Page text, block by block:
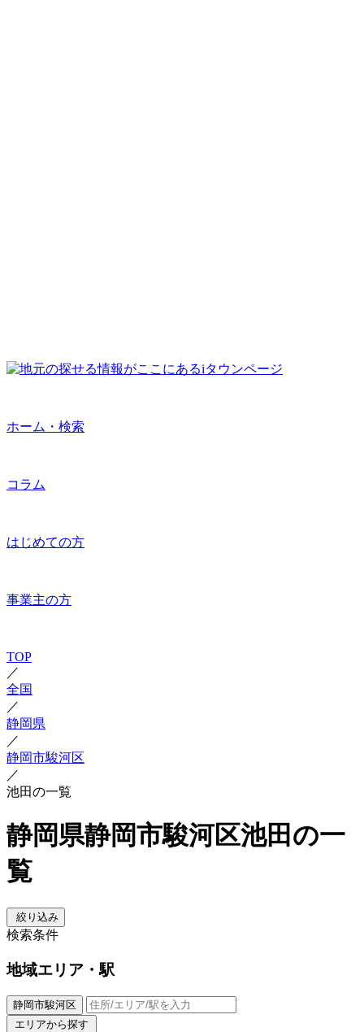
ホーム・検索
コラム
はじめての方
事業主の方
TOP
／
全国
／
静岡県
／
静岡市駿河区
／
池田の一覧
静岡県静岡市駿河区池田の一
覧
絞り込み
検索条件
地域エリア・駅
静岡市駿河区
エリアから探す